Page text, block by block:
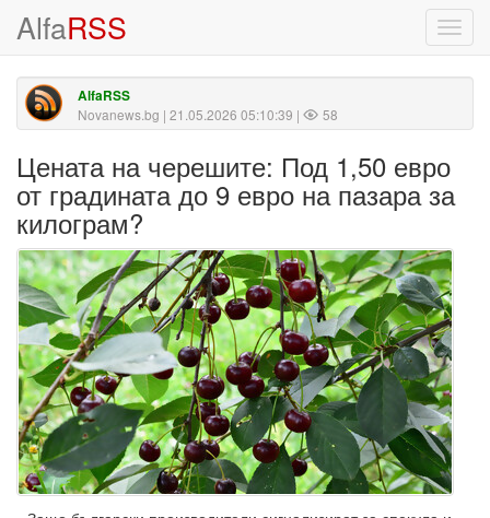
AlfaRSS
AlfaRSS
Novanews.bg | 21.05.2026 05:10:39 | 58
Цената на черешите: Под 1,50 евро
от градината до 9 евро на пазара за
килограм?